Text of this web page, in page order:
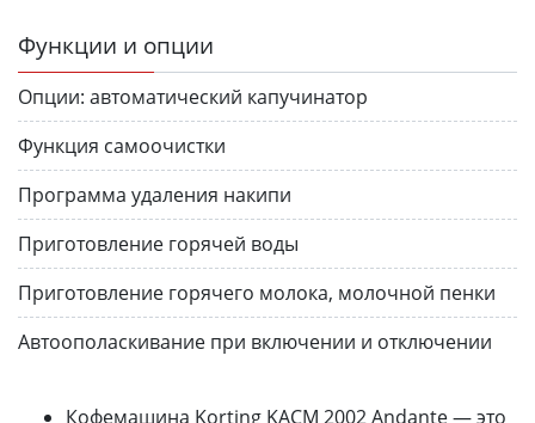
Функции и опции
Опции: автоматический капучинатор
Функция самоочистки
Программа удаления накипи
Приготовление горячей воды
Приготовление горячего молока, молочной пенки
Автоополаскивание при включении и отключении
Кофемашина Korting KACM 2002 Andante — это